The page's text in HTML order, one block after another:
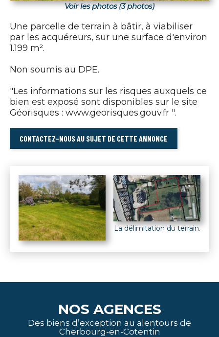
Voir les photos (3 photos)
Une parcelle de terrain à bâtir, à viabiliser
par les acquéreurs, sur une surface d'environ
1.199 m².
Non soumis au DPE.
"Les informations sur les risques auxquels ce
bien est exposé sont disponibles sur le site
Géorisques : www.georisques.gouv.fr ".
CONTACTEZ-NOUS AU SUJET DE CETTE ANNONCE
La délimitation du terrain.
NOS AGENCES
Des biens d’exception au alentours de
Cherbourg-en-Cotentin